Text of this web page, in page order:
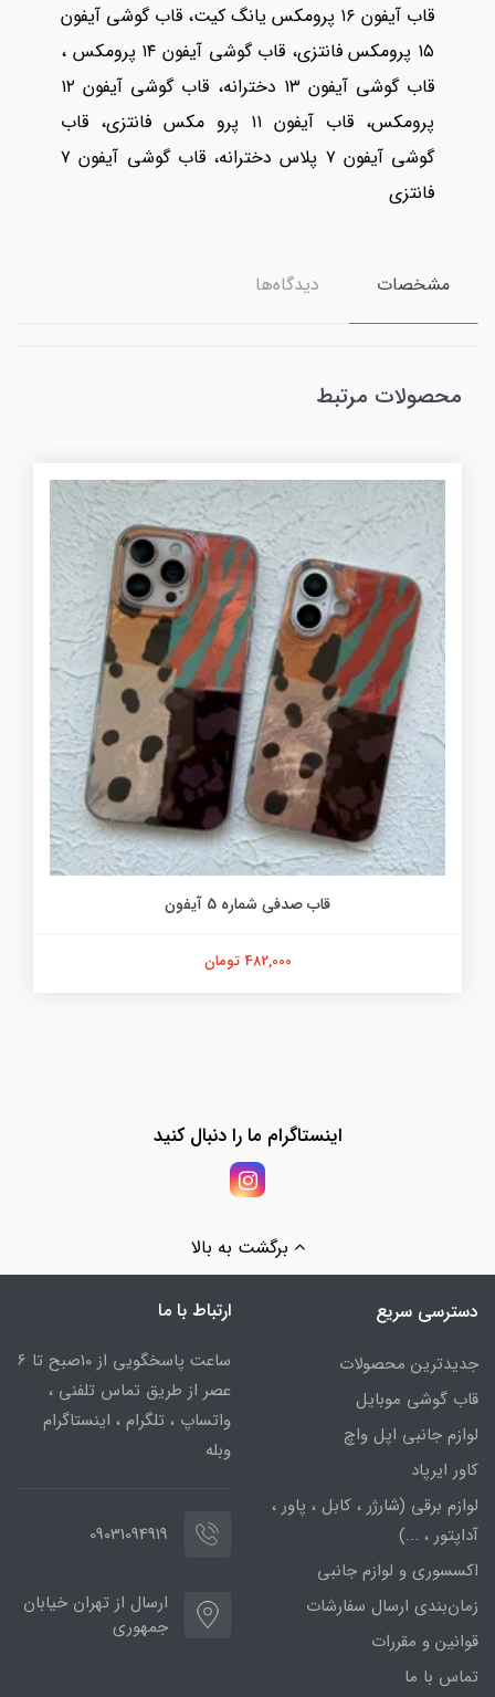
قاب آیفون ۱۶ پرومکس یانگ کیت، قاب گوشی آیفون
۱۵ پرومکس فانتزی، قاب گوشی آیفون ۱۴ پرومکس ،
قاب گوشی آیفون ۱۳ دخترانه، قاب گوشی آیفون ۱۲
پرومکس، قاب آیفون ۱۱ پرو مکس فانتزی، قاب
گوشی آیفون ۷ پلاس دخترانه، قاب گوشی آیفون ۷
فانتزی
مشخصات دیدگاه‌ها
محصولات مرتبط
قاب صدفی شماره 5 آیفون
482,000 تومان
اینستاگرام ما را دنبال کنید
برگشت به بالا
دسترسی سریع
جدیدترین محصولات
قاب گوشی موبایل
لوازم جانبی اپل واچ
کاور ایرپاد
لوازم برقی (شارژر ، کابل ، پاور ،
آداپتور ، ...)
اکسسوری و لوازم جانبی
زمان‌بندی ارسال سفارشات
قوانین و مقررات
تماس با ما
ارتباط با ما
ساعت پاسخگویی از 10صبح تا 6
عصر از طریق تماس تلفنی ،
واتساپ ، تلگرام ، اینستاگرام
وبله
09031094919
ارسال از تهران خیابان
جمهوری